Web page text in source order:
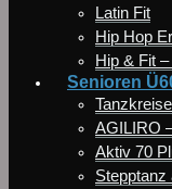
Latin Fit
Hip Hop
Hip & Fit
Senioren
AGILIRO
Aktiv 70
Stepptanz